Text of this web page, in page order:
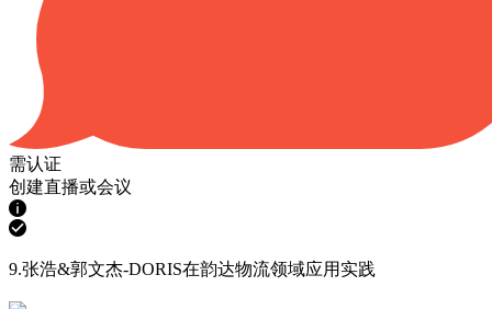
需认证
创建直播或会议
9.张浩&郭文杰-DORIS在韵达物流领域应用实践